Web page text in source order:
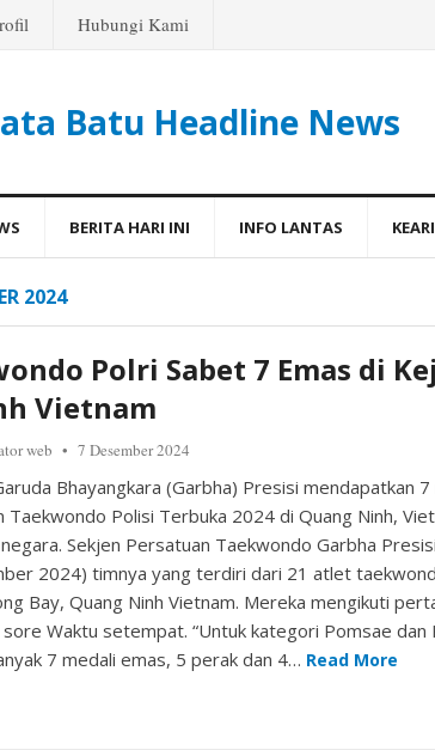
Hubungi Kami
Batu Headline News
BERITA HARI INI INFO LANTAS
2024
Polri Sabet 7 Emas di
Vietnam
web 7 Desember 2024
Bhayangkara (Garbha) Presisi mendapatkan
Taekwondo Polisi Terbuka 2024 di Quang Ninh,
Sekjen Persatuan Taekwondo Garbha
2024) timnya yang terdiri dari 21 atlet
Bay, Quang Ninh Vietnam. Mereka mengikuti
Waktu setempat. “Untuk kategori Pomsae
7 medali emas, 5 perak dan 4… Read More